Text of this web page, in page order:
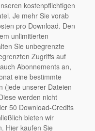
kostenpflichtigen
Je mehr Sie vorab
pro Download. Den
unlimitierten
Sie unbegrenzte
Zugriffs auf
Abonnements an,
eine bestimmte
(jede unserer Dateien
werden nicht
50 Download-Credits
bieten wir
Hier kaufen Sie